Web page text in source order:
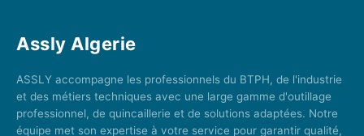
Assly Algerie
ASSLY accompagne les professionnels du BTPH, de l'industrie
et des métiers techniques avec une large gamme d'outillage
professionnel, de quincaillerie et de solutions adaptées. Notre
équipe met son expertise à votre service pour garantir qualité,